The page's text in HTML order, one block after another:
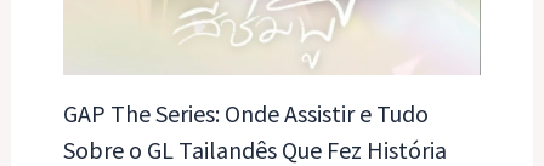
GAP The Series: Onde Assistir e Tudo
Sobre o GL Tailandês Que Fez História